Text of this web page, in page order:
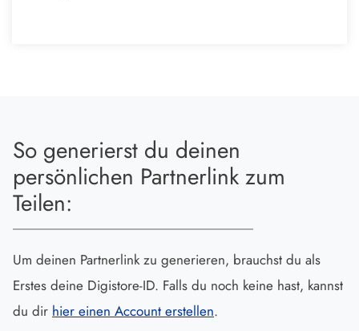
So generierst du deinen
persönlichen Partnerlink zum
Teilen:
Um deinen Partnerlink zu generieren, brauchst du als
Erstes deine Digistore-ID. Falls du noch keine hast, kannst
du dir hier einen Account erstellen.